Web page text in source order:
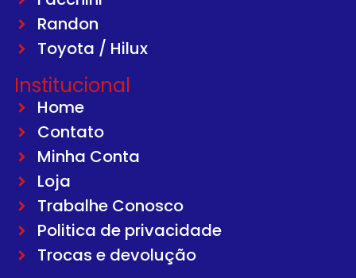
Randon
Toyota / Hilux
Institucional
Home
Contato
Minha Conta
Loja
Trabalhe Conosco
Politica de privacidade
Trocas e devolução